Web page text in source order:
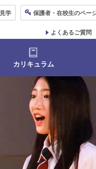
見学 保護者 ・在校生のペー
よくあるご質問
カリキュラム